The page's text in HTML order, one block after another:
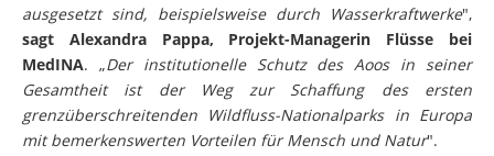
ausgesetzt sind, beispielsweise durch Wasserkraftwerke",
sagt Alexandra Pappa, Projekt-Managerin Flüsse bei
MedINA. „Der institutionelle Schutz des Aoos in seiner
Gesamtheit ist der Weg zur Schaffung des ersten
grenzüberschreitenden Wildfluss-Nationalparks in Europa
mit bemerkenswerten Vorteilen für Mensch und Natur".